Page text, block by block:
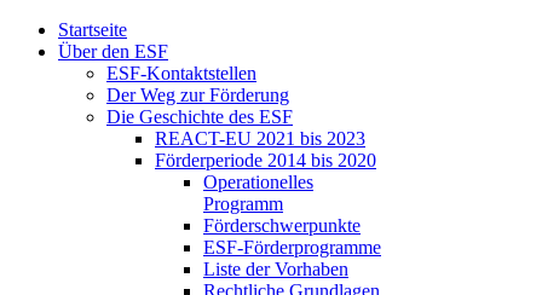
Start­sei­te
Über den ESF
ESF-Kon­takt­stel­len
Der Weg zur För­de­rung
Die Ge­schich­te des ESF
RE­ACT-EU 2021 bis 2023
För­der­pe­ri­ode 2014 bis 2020
Ope­ra­tio­nel­les
Pro­gramm
För­der­schwer­punk­te
ESF-För­der­pro­gram­me
Lis­te der Vor­ha­ben
Recht­li­che Grund­la­gen